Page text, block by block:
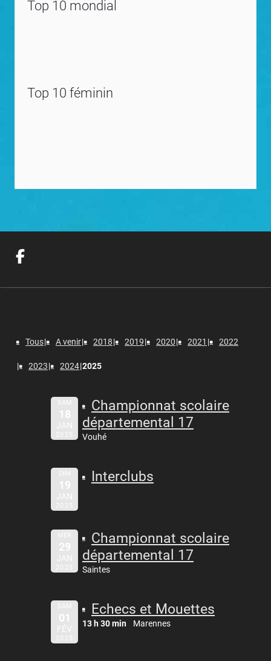
Top 10 mondial
Top 10 féminin
Tous A venir 2018 2019 2020 2021 2022
2023 2024 2025
SAM
18
JAN
2025
Championnat scolaire
départemental 17
Vouhé
DIM
19
JAN
2025
Interclubs
MER
29
JAN
2025
Championnat scolaire
départemental 17
Saintes
SAM
01
FÉV
2025
Echecs et Mouettes
13 h 30 min Marennes